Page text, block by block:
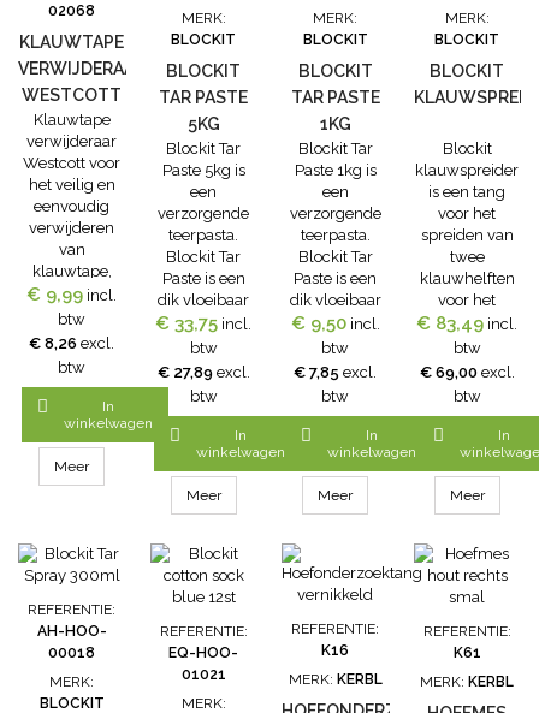
van onze
Bandage
Animal Profi
02068
KLAUWTAPE
VERWIJDERAAR
WESTCOTT
Klauwtape
verwijderaar
Westcott voor
het veilig en
eenvoudig
verwijderen
van
klauwtape,
bandages en
verband. De
Westcott
klauwtape
ook geschikt
voor het
snijden van
folie e.d.
€ 9,99 incl.
btw
€ 8,26 excl.
btw

In
winkelwagen
Meer
MERK:
BLOCKIT
BLOCKIT
TAR PASTE
5KG
Blockit Tar
Paste 5kg is
een
verzorgende
teerpasta.
Blockit Tar
Paste is een
dik vloeibaar
en
hoogwaardig
Beukenhoutteer.
Vanouds
middel voor
het verzorgen
van hoeven en
klauwen.
€ 33,75 incl.
btw
€ 27,89 excl.
btw

In
winkelwagen
Meer
MERK:
BLOCKIT
BLOCKIT
TAR PASTE
1KG
Blockit Tar
Paste 1kg is
een
verzorgende
teerpasta.
Blockit Tar
Paste is een
dik vloeibaar
en
hoogwaardig
Beukenhoutteer.
Vanouds
middel voor
het verzorgen
van hoeven en
klauwen.
€ 9,50 incl.
btw
€ 7,85 excl.
btw

In
winkelwagen
Meer
MERK:
BLOCKIT
BLOCKIT
Blockit
klauwspreider
is een tang
voor het
spreiden van
twee
klauwhelften
voor het
behandelen of
onderzoeken
van de
klauwen. Maar
klauwspreider
tang is ook
ideaal voor het
reinigen van
de
Tang om bij
tweehoevigen
de spleet
tussen de
beide
open te
€ 83,49 incl.
btw
€ 69,00 excl.
btw

In
Meer
REFERENTIE:
AH-HOO-
00018
MERK:
BLOCKIT
REFERENTIE:
EQ-HOO-
01021
MERK:
REFERENTIE:
K16
MERK: KERBL
REFERENTIE:
K61
MERK: KERBL